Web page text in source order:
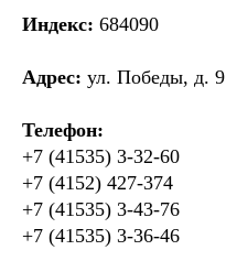
Индекс: 684090
Адрес: ул. Победы, д. 9
Телефон:
+7 (41535) 3-32-60
+7 (4152) 427-374
+7 (41535) 3-43-76
+7 (41535) 3-36-46